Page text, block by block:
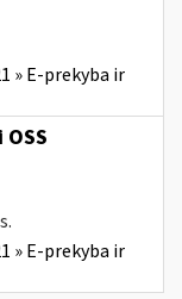
» E-prekyba ir
» E-prekyba ir